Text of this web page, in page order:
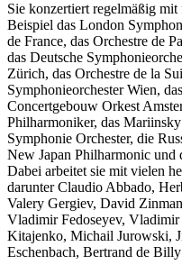
Sie konzertiert regelmäßig
Beispiel das London
de France, das Orchestre de
das Deutsche
Zürich, das Orchestre de la
Symphonieorchester Wien,
Concertgebouw Orkest
Philharmoniker, das
Symphonie Orchester, die
New Japan Philharmonic und
Dabei arbeitet sie mit vielen
darunter Claudio Abbado,
Valery Gergiev, David
Vladimir Fedoseyev,
Kitajenko, Michail Jurowski,
Eschenbach, Bertrand de